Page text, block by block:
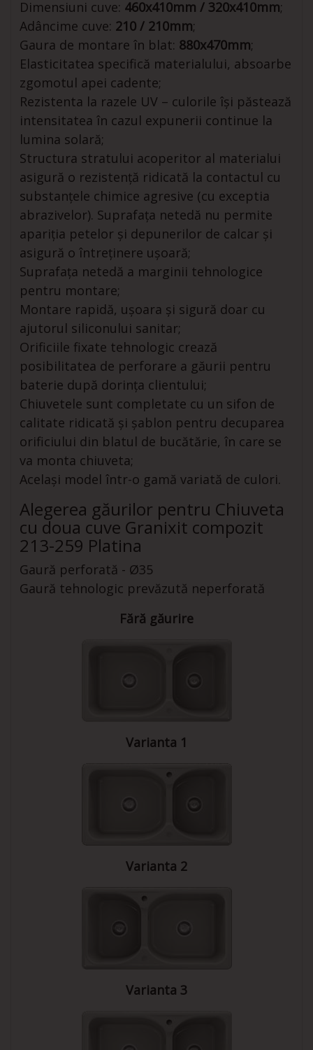
Dimensiuni cuve: 460x410mm / 320x410mm;
Adâncime cuve: 210 / 210mm;
Gaura de montare în blat: 880x470mm;
Elasticitatea specifică materialului, absoarbe
zgomotul apei cadente;
Rezistenta la razele UV – culorile își păstează
intensitatea în cazul expunerii continue la
lumina solară;
Structura stratului acoperitor al materialui
asigură o rezistență ridicată la contactul cu
substanțele chimice agresive (cu exceptia
abrazivelor). Suprafața netedă nu permite
apariția petelor și depunerilor de calcar și
asigură o întreținere ușoară;
Suprafața netedă a marginii tehnologice
pentru montare;
Montare rapidă, ușoara și sigură doar cu
ajutorul siliconului sanitar;
Orificiile fixate tehnologic crează
posibilitatea de perforare a găurii pentru
baterie după dorința clientului;
Chiuvetele sunt completate cu un sifon de
calitate ridicată și șablon pentru decuparea
orificiului din blatul de bucătărie, în care se
va monta chiuveta;
Același model într-o gamă variată de culori.
Alegerea găurilor pentru Chiuveta
cu doua cuve Granixit compozit
213-259 Platina
Gaură perforată - Ø35
Gaură tehnologic prevăzută neperforată
Fără găurire
Varianta 1
Varianta 2
Varianta 3